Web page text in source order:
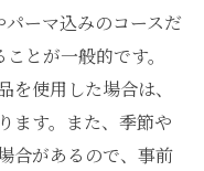
ーマ込みのコースだ
とが一般的です。
使用した場合は、
ます。また、季節や
合があるので、事前